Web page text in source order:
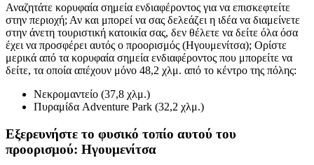
Αναζητάτε κορυφαία σημεία ενδιαφέροντος για να επισκεφτείτε
στην περιοχή; Αν και μπορεί να σας δελεάζει η ιδέα να διαμείνετε
στην άνετη τουριστική κατοικία σας, δεν θέλετε να δείτε όλα όσα
έχει να προσφέρει αυτός ο προορισμός (Ηγουμενίτσα); Ορίστε
μερικά από τα κορυφαία σημεία ενδιαφέροντος που μπορείτε να
δείτε, τα οποία απέχουν μόνο 48,2 χλμ. από το κέντρο της πόλης:
Νεκρομαντείο (37,8 χλμ.)
Πυραμίδα Adventure Park (32,2 χλμ.)
Εξερευνήστε το φυσικό τοπίο αυτού του
προορισμού: Ηγουμενίτσα